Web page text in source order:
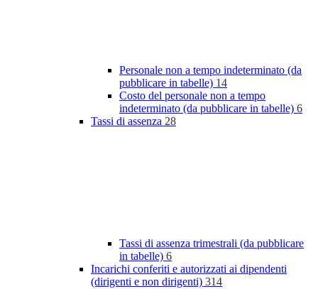
Personale non a tempo indeterminato (da
pubblicare in tabelle) 14
Costo del personale non a tempo
indeterminato (da pubblicare in tabelle) 6
Tassi di assenza 28
Tassi di assenza trimestrali (da pubblicare
in tabelle) 6
Incarichi conferiti e autorizzati ai dipendenti
(dirigenti e non dirigenti) 314